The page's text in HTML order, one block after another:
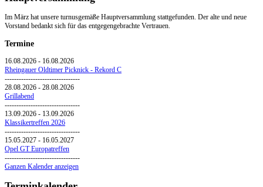
Im März hat unsere turnusgemäße Hauptversammlung stattgefunden. Der alte und neue
Vorstand bedankt sich für das entgegengebrachte Vertrauen.
Termine
16.08.2026 - 16.08.2026
Rheingauer Oldtimer Picknick - Rekord C
--------------------------------
28.08.2026 - 28.08.2026
Grillabend
--------------------------------
13.09.2026 - 13.09.2026
Klassikertreffen 2026
--------------------------------
15.05.2027 - 16.05.2027
Opel GT Europatreffen
--------------------------------
Ganzen Kalender anzeigen